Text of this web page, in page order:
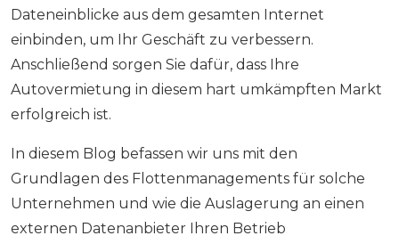
Dateneinblicke aus dem gesamten Internet
einbinden, um Ihr Geschäft zu verbessern.
Anschließend sorgen Sie dafür, dass Ihre
Autovermietung in diesem hart umkämpften Markt
erfolgreich ist.
In diesem Blog befassen wir uns mit den
Grundlagen des Flottenmanagements für solche
Unternehmen und wie die Auslagerung an einen
externen Datenanbieter Ihren Betrieb